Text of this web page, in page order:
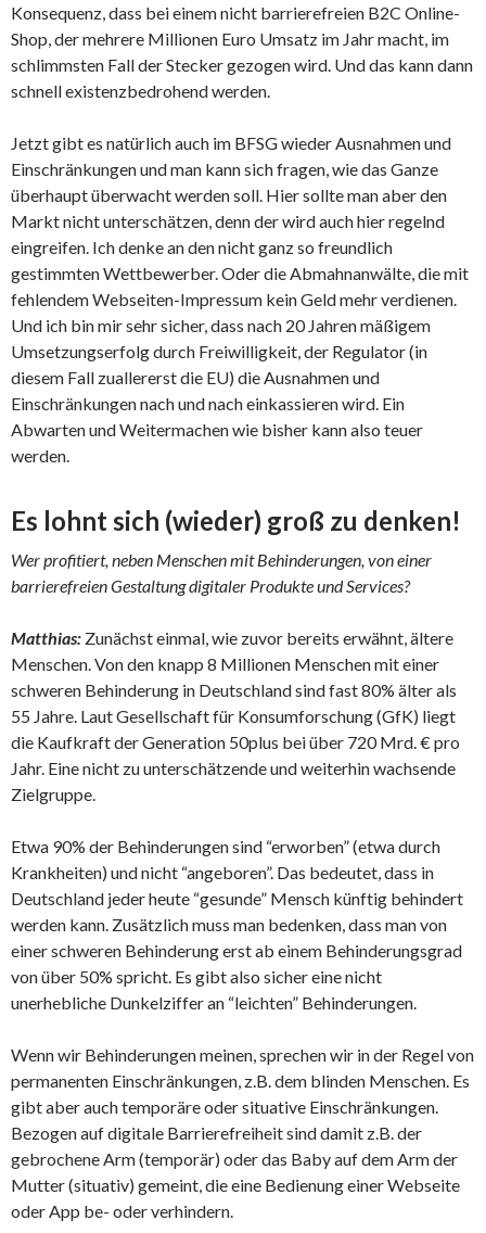
Konsequenz, dass bei einem nicht barrierefreien B2C Online-
Shop, der mehrere Millionen Euro Umsatz im Jahr macht, im
schlimmsten Fall der Stecker gezogen wird. Und das kann dann
schnell existenzbedrohend werden.
Jetzt gibt es natürlich auch im BFSG wieder Ausnahmen und
Einschränkungen und man kann sich fragen, wie das Ganze
überhaupt überwacht werden soll. Hier sollte man aber den
Markt nicht unterschätzen, denn der wird auch hier regelnd
eingreifen. Ich denke an den nicht ganz so freundlich
gestimmten Wettbewerber. Oder die Abmahnanwälte, die mit
fehlendem Webseiten-Impressum kein Geld mehr verdienen.
Und ich bin mir sehr sicher, dass nach 20 Jahren mäßigem
Umsetzungserfolg durch Freiwilligkeit, der Regulator (in
diesem Fall zuallererst die EU) die Ausnahmen und
Einschränkungen nach und nach einkassieren wird. Ein
Abwarten und Weitermachen wie bisher kann also teuer
werden.
Es lohnt sich (wieder) groß zu denken!
Wer profitiert, neben Menschen mit Behinderungen, von einer
barrierefreien Gestaltung digitaler Produkte und Services?
Matthias: Zunächst einmal, wie zuvor bereits erwähnt, ältere
Menschen. Von den knapp 8 Millionen Menschen mit einer
schweren Behinderung in Deutschland sind fast 80% älter als
55 Jahre. Laut Gesellschaft für Konsumforschung (GfK) liegt
die Kaufkraft der Generation 50plus bei über 720 Mrd. € pro
Jahr. Eine nicht zu unterschätzende und weiterhin wachsende
Zielgruppe.
Etwa 90% der Behinderungen sind “erworben” (etwa durch
Krankheiten) und nicht “angeboren”. Das bedeutet, dass in
Deutschland jeder heute “gesunde” Mensch künftig behindert
werden kann. Zusätzlich muss man bedenken, dass man von
einer schweren Behinderung erst ab einem Behinderungsgrad
von über 50% spricht. Es gibt also sicher eine nicht
unerhebliche Dunkelziffer an “leichten” Behinderungen.
Wenn wir Behinderungen meinen, sprechen wir in der Regel von
permanenten Einschränkungen, z.B. dem blinden Menschen. Es
gibt aber auch temporäre oder situative Einschränkungen.
Bezogen auf digitale Barrierefreiheit sind damit z.B. der
gebrochene Arm (temporär) oder das Baby auf dem Arm der
Mutter (situativ) gemeint, die eine Bedienung einer Webseite
oder App be- oder verhindern.